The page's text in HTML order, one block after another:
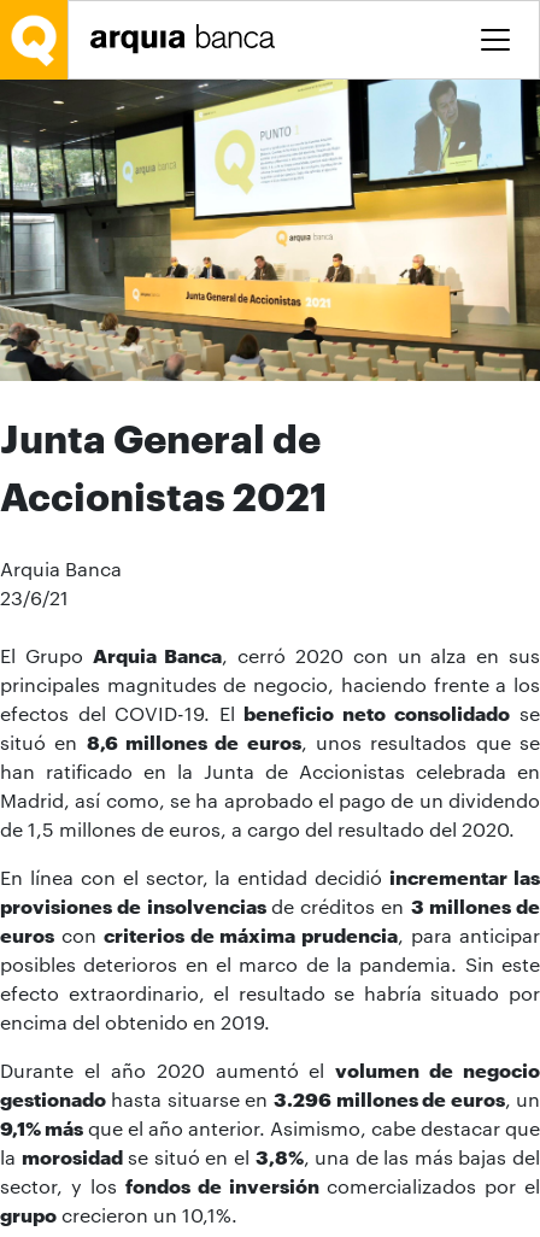
Saltar al contenido principal
Junta General de
Accionistas 2021
Arquia Banca
23/6/21
El Grupo Arquia Banca , cerró 2020 con un alza en sus
principales magnitudes de negocio, haciendo frente a los
efectos del COVID-19. El beneficio neto consolidado se
situó en 8,6 millones de euros, unos resultados que se
han ratificado en la Junta de Accionistas celebrada en
Madrid, así como, se ha aprobado el pago de un dividendo
de 1,5 millones de euros, a cargo del resultado del 2020.
En línea con el sector, la entidad decidióincrementar las
provisiones de insolvencias de créditos en 3 millones de
euros con criterios de máxima prudencia , para anticipar
posibles deterioros en el marco de la pandemia. Sin este
efecto extraordinario, el resultado se habría situado por
encima del obtenido en 2019.
Durante el año 2020 aumentó elvolumen de negocio
gestionado hasta situarse en 3.296 millones de euros, un
9,1% más que el año anterior. Asimismo, cabe destacar que
la morosidadse situó en el 3,8%, una de las más bajas del
sector, y los fondos de inversión comercializados por el
grupo crecieron un 10,1%.